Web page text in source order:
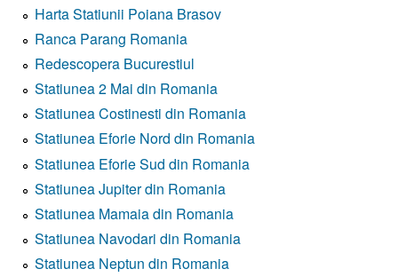
Harta Statiunii Poiana Brasov
Ranca Parang Romania
Redescopera Bucurestiul
Statiunea 2 Mai din Romania
Statiunea Costinesti din Romania
Statiunea Eforie Nord din Romania
Statiunea Eforie Sud din Romania
Statiunea Jupiter din Romania
Statiunea Mamaia din Romania
Statiunea Navodari din Romania
Statiunea Neptun din Romania